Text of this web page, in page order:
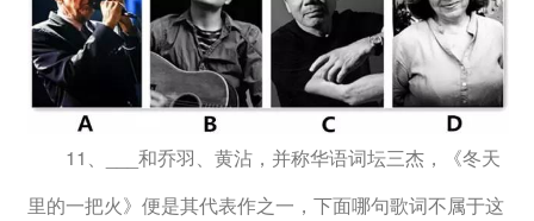
11、___和乔羽、黄沾，并称华语词坛三杰，《冬天
里的一把火》便是其代表作之一，下面哪句歌词不属于这